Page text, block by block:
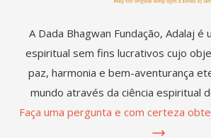
A Dada Bhagwan Fundação, Adalaj é
espiritual sem fins lucrativos cujo
paz, harmonia e bem-aventurança
mundo através da ciência espiritual
Faça uma pergunta e com certeza